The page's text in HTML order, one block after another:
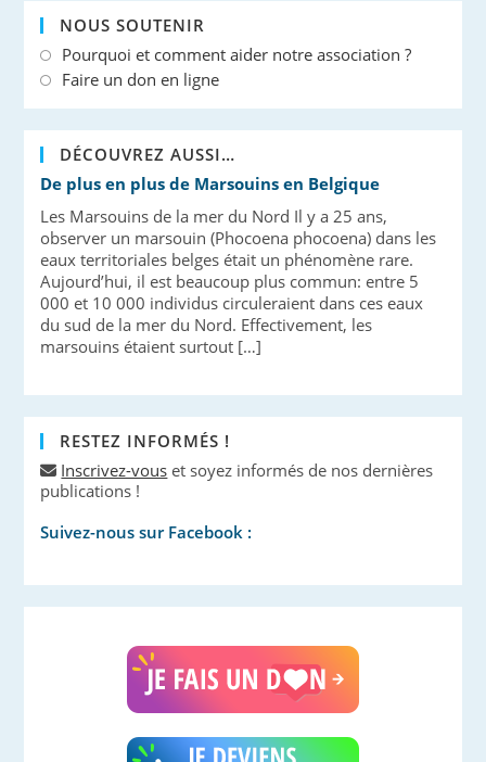
NOUS SOUTENIR
Pourquoi et comment aider notre association ?
Faire un don en ligne
DÉCOUVREZ AUSSI…
De plus en plus de Marsouins en Belgique
Les Marsouins de la mer du Nord Il y a 25 ans,
observer un marsouin (Phocoena phocoena) dans les
eaux territoriales belges était un phénomène rare.
Aujourd’hui, il est beaucoup plus commun: entre 5
000 et 10 000 individus circuleraient dans ces eaux
du sud de la mer du Nord. Effectivement, les
marsouins étaient surtout […]
RESTEZ INFORMÉS !
Inscrivez-vous et soyez informés de nos dernières
publications !
Suivez-nous sur Facebook :